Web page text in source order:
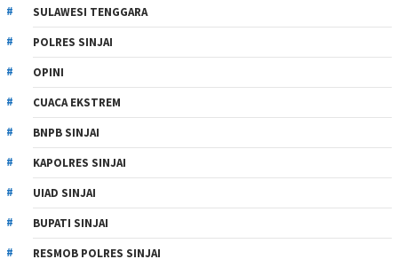
SULAWESI TENGGARA
POLRES SINJAI
OPINI
CUACA EKSTREM
BNPB SINJAI
KAPOLRES SINJAI
UIAD SINJAI
BUPATI SINJAI
RESMOB POLRES SINJAI